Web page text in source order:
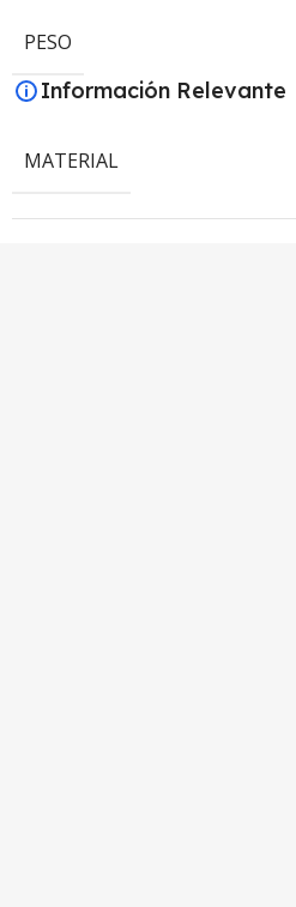
PESO
Información Relevante
MATERIAL